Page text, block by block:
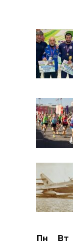
Пн Вт